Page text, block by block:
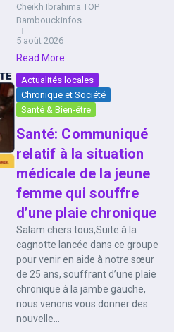
Cheikh Ibrahima TOP
Bambouckinfos
5 août 2026
Read More
Actualités locales
Chronique et Société
Santé & Bien-être
Santé: Communiqué
relatif à la situation
médicale de la jeune
femme qui souffre
d’une plaie chronique
Salam chers tous,Suite à la
cagnotte lancée dans ce groupe
pour venir en aide à notre sœur
de 25 ans, souffrant d’une plaie
chronique à la jambe gauche,
nous venons vous donner des
nouvelle...